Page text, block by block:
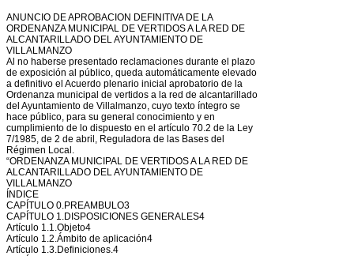
ANUNCIO DE APROBACION DEFINITIVA DE LA
ORDENANZA MUNICIPAL DE VERTIDOS A LA RED DE
ALCANTARILLADO DEL AYUNTAMIENTO DE
VILLALMANZO
Al no haberse presentado reclamaciones durante el plazo
de exposición al público, queda automáticamente elevado
a definitivo el Acuerdo plenario inicial aprobatorio de la
Ordenanza municipal de vertidos a la red de alcantarillado
del Ayuntamiento de Villalmanzo, cuyo texto íntegro se
hace público, para su general conocimiento y en
cumplimiento de lo dispuesto en el artículo 70.2 de la Ley
7/1985, de 2 de abril, Reguladora de las Bases del
Régimen Local.
“ORDENANZA MUNICIPAL DE VERTIDOS A LA RED DE
ALCANTARILLADO DEL AYUNTAMIENTO DE
VILLALMANZO
ÍNDICE
CAPÍTULO 0.PREAMBULO3
CAPÍTULO 1.DISPOSICIONES GENERALES4
Artículo 1.1.Objeto4
Artículo 1.2.Ámbito de aplicación4
Artículo 1.3.Definiciones.4